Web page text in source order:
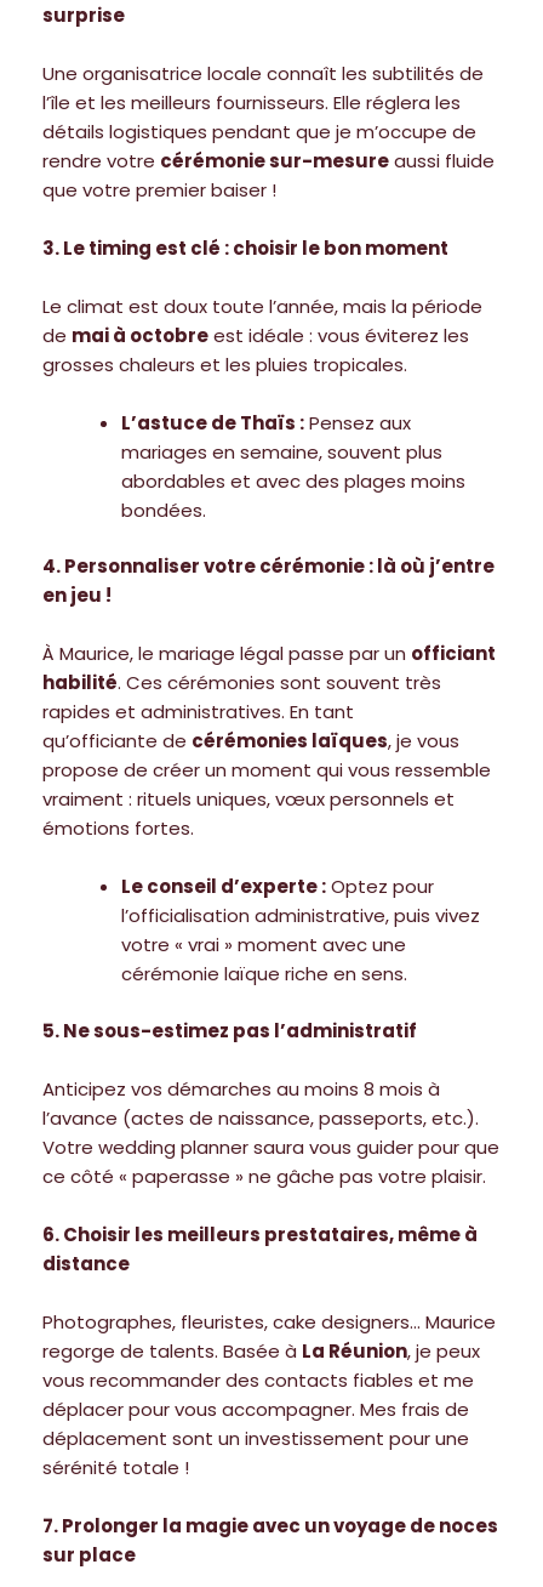
surprise
Une organisatrice locale connaît les subtilités de
l’île et les meilleurs fournisseurs. Elle réglera les
détails logistiques pendant que je m’occupe de
rendre votre cérémonie sur-mesureaussi fluide
que votre premier baiser !
3. Le timing est clé : choisir le bon moment
Le climat est doux toute l’année, mais la période
de mai à octobreest idéale : vous éviterez les
grosses chaleurs et les pluies tropicales.
L’astuce de Thaïs :Pensez aux
mariages en semaine, souvent plus
abordables et avec des plages moins
bondées.
4. Personnaliser votre cérémonie : là où j’entre
en jeu !
À Maurice, le mariage légal passe par un officiant
habilité. Ces cérémonies sont souvent très
rapides et administratives. En tant
qu’officiante de cérémonies laïques, je vous
propose de créer un moment qui vous ressemble
vraiment : rituels uniques, vœux personnels et
émotions fortes.
Le conseil d’experte :Optez pour
l’officialisation administrative, puis vivez
votre « vrai » moment avec une
cérémonie laïque riche en sens.
5. Ne sous-estimez pas l’administratif
Anticipez vos démarches au moins 8 mois à
l’avance (actes de naissance, passeports, etc.).
Votre wedding planner saura vous guider pour que
ce côté « paperasse » ne gâche pas votre plaisir.
6. Choisir les meilleurs prestataires, même à
distance
Photographes, fleuristes, cake designers… Maurice
regorge de talents. Basée à La Réunion, je peux
vous recommander des contacts fiables et me
déplacer pour vous accompagner. Mes frais de
déplacement sont un investissement pour une
sérénité totale !
7. Prolonger la magie avec un voyage de noces
sur place